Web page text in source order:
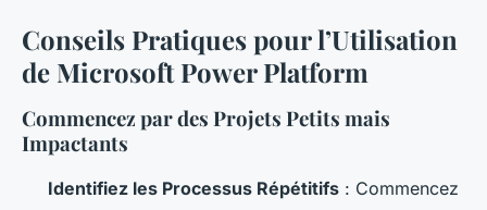
Conseils Pratiques pour l’Utilisation
de Microsoft Power Platform
Commencez par des Projets Petits mais
Impactants
Identifiez les Processus Répétitifs : Commencez